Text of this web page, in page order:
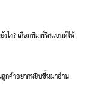
งไง? เลือกพิมพ์ริสแบนด์ให้
กค้าอยากหยิบขึ้นมาอ่าน